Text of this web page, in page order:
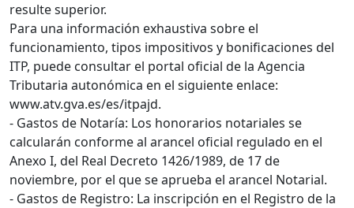
resulte superior.
Para una información exhaustiva sobre el
funcionamiento, tipos impositivos y bonificaciones del
ITP, puede consultar el portal oficial de la Agencia
Tributaria autonómica en el siguiente enlace:
www.atv.gva.es/es/itpajd.
- Gastos de Notaría: Los honorarios notariales se
calcularán conforme al arancel oficial regulado en el
Anexo I, del Real Decreto 1426/1989, de 17 de
noviembre, por el que se aprueba el arancel Notarial.
- Gastos de Registro: La inscripción en el Registro de la